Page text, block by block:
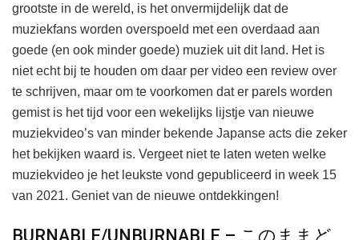
grootste in de wereld, is het onvermijdelijk dat de
muziekfans worden overspoeld met een overdaad aan
goede (en ook minder goede) muziek uit dit land. Het is
niet echt bij te houden om daar per video een review over
te schrijven, maar om te voorkomen dat er parels worden
gemist is het tijd voor een wekelijks lijstje van nieuwe
muziekvideo’s van minder bekende Japanse acts die zeker
het bekijken waard is. Vergeet niet te laten weten welke
muziekvideo je het leukste vond gepubliceerd in week 15
van 2021. Geniet van de nieuwe ontdekkingen!
BURNABLE/UNBURNABLE – このままど